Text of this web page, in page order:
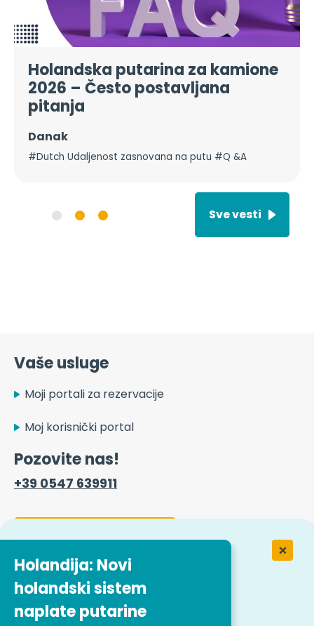
Holandija: Novi
holandski sistem
naplate putarine
Sve vesti
Holandska putarina za kamione
2026 – Često postavljana
pitanja
Danak
#Dutch Udaljenost zasnovana na putu #Q &A
Vaše usluge
Moji portali za rezervacije
Moj korisnički portal
Pozovite nas!
+39 0547 639911
Obrazac za kontakt
Rad u Easitrip transportnim
uslugama